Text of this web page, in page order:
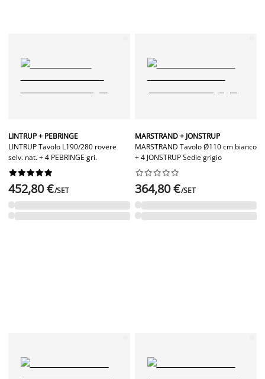
LINTRUP + PEBRINGE
LINTRUP Tavolo L190/280 rovere
selv. nat. + 4 PEBRINGE gri.






452,80 €/SET
MARSTRAND + JONSTRUP
MARSTRAND Tavolo Ø110 cm bianco
+ 4 JONSTRUP Sedie grigio






364,80 €/SET